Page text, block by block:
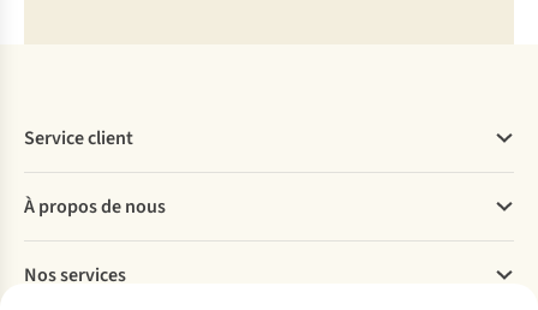
Service client
Commander
Payer
Livraison
À propos de nous
Explore More
Nos services